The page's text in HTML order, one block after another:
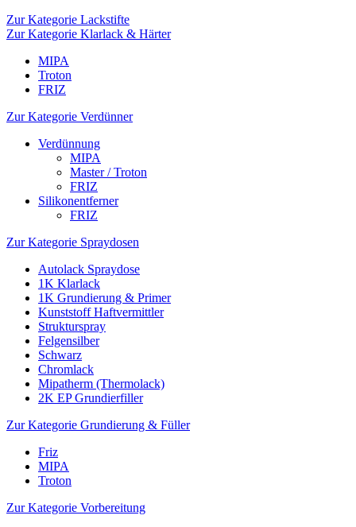
Zur Kategorie Lackstifte
Zur Kategorie Klarlack & Härter
MIPA
Troton
FRIZ
Zur Kategorie Verdünner
Verdünnung
MIPA
Master / Troton
FRIZ
Silikonentferner
FRIZ
Zur Kategorie Spraydosen
Autolack Spraydose
1K Klarlack
1K Grundierung & Primer
Kunststoff Haftvermittler
Strukturspray
Felgensilber
Schwarz
Chromlack
Mipatherm (Thermolack)
2K EP Grundierfiller
Zur Kategorie Grundierung & Füller
Friz
MIPA
Troton
Zur Kategorie Vorbereitung